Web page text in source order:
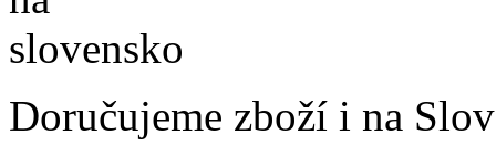
Doručujeme zboží i na